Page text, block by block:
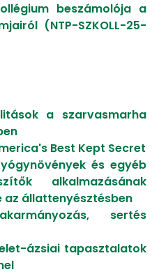
beszámolója a
(NTP-SZKOLL-25-
a szarvasmarha
Best Kept Secret
és egyéb
alkalmazásának
az állattenyésztésben
sertés
ázsiai tapasztalatok